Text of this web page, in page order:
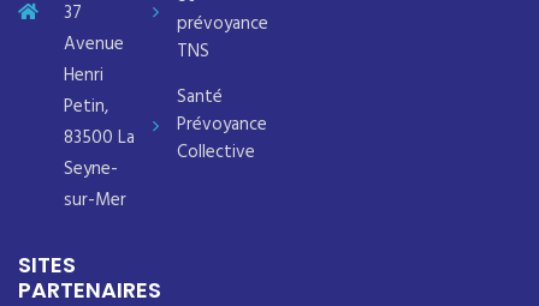
37
Avenue
Henri
Petin,
83500 La
Seyne-
sur-Mer
SITES
PARTENAIRES
prévoyance
TNS
Santé
Prévoyance
Collective